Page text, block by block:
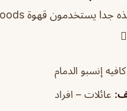
كافيه إنسبو الدمام
: عائلات – افراد